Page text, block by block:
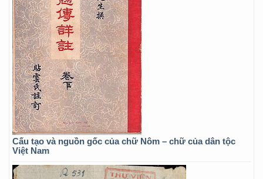
Cấu tạo và nguồn gốc của chữ Nôm – chữ của dân tộc
Việt Nam